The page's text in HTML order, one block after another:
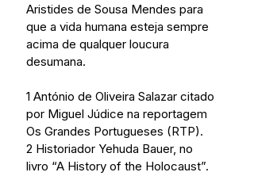
Aristides de Sousa Mendes para
que a vida humana esteja sempre
acima de qualquer loucura
desumana.
1 António de Oliveira Salazar citado
por Miguel Júdice na reportagem
Os Grandes Portugueses (RTP).
2 Historiador Yehuda Bauer, no
livro “A History of the Holocaust”.